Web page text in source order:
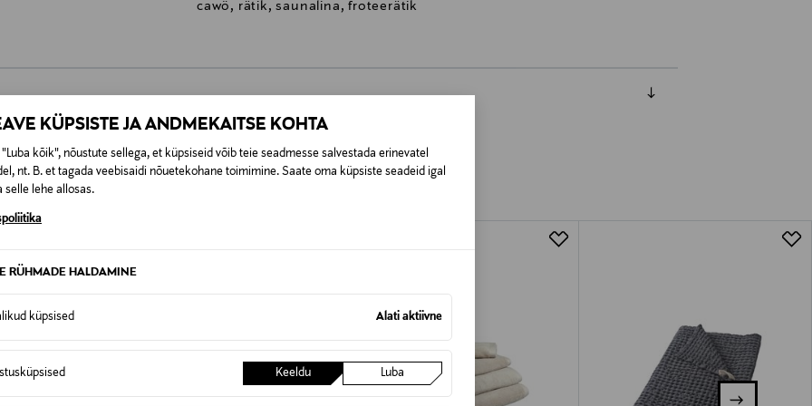
KÜPSISTE JA ANDMEKAITSE KOHTA
kõik", nõustute sellega, et küpsiseid võib teie seadmesse salvestada erinevatel
nt. B. et tagada veebisaidi nõuetekohane toimimine. Saate oma küpsiste seadeid igal
selle lehe allosas.
RÜHMADE HALDAMINE
küpsised Alati aktiivne
Keeldu Luba
cawö, rätik, saunalina, froteerätik
0,00 €
0,00 € – 4,90 €
KA